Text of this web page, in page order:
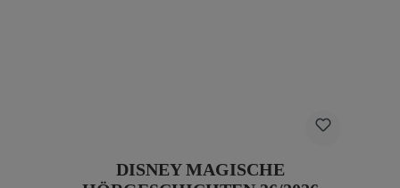
DISNEY MAGISCHE